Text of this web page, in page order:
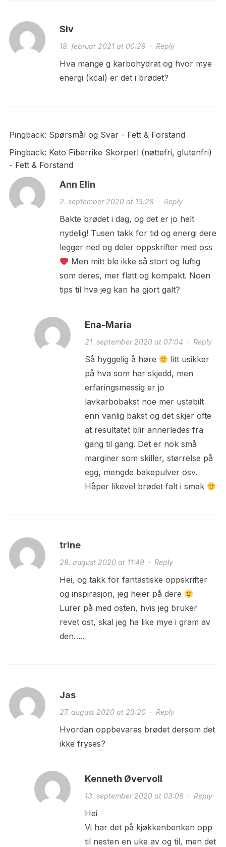
Siv
18. februar 2021 at 00:29 · Reply
Hva mange g karbohydrat og hvor mye
energi (kcal) er det i brødet?
Pingback: Spørsmål og Svar - Fett & Forstand
Pingback: Keto Fiberrike Skorper! (nøttefri, glutenfri)
- Fett & Forstand
Ann Elin
2. september 2020 at 13:28 · Reply
Bakte brødet i dag, og det er jo helt
nydelig! Tusen takk for tid og energi dere
legger ned og deler oppskrifter med oss
Men mitt ble ikke så stort og luftig
som deres, mer flatt og kompakt. Noen
tips til hva jeg kan ha gjort galt?
Ena-Maria
21. september 2020 at 07:04 · Reply
Så hyggelig å høre
litt usikker
på hva som har skjedd, men
erfaringsmessig er jo
lavkarbobakst noe mer ustabilt
enn vanlig bakst og det skjer ofte
at resultatet blir annerledes fra
gang til gang. Det er nok små
marginer som skiller, størrelse på
egg, mengde bakepulver osv.
Håper likevel brødet falt i smak
trine
28. august 2020 at 11:49 · Reply
Hei, og takk for fantastiske oppskrifter
og inspirasjon, jeg heier på dere
Lurer på med osten, hvis jeg bruker
revet ost, skal jeg ha like mye i gram av
den…..
Jas
27. august 2020 at 23:20· Reply
Hvordan oppbevares brødet dersom det
ikke fryses?
Kenneth Øvervoll
13. september 2020 at 03:06· Reply
Hei
Vi har det på kjøkkenbenken opp
til nesten en uke av og til, men det